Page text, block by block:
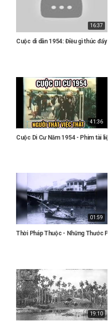
16:37
Cuộc di dân 1954: Điều gì thúc đẩy
41:36
Cuộc Di Cư Năm 1954 - Phim tài liệu
01:59
Thời Pháp Thuộc - Những Thước
19:10